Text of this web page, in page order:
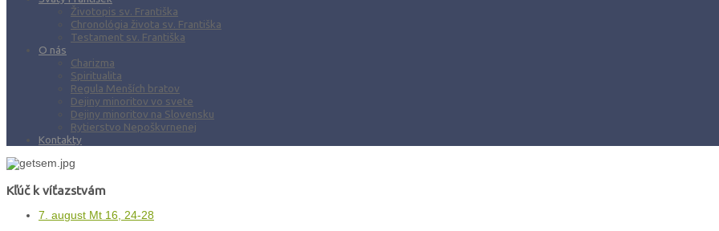
Životopis sv. Františka
Chronológia života sv. Františka
Testament sv. Františka
O nás
Charizma
Spiritualita
Regula Menších bratov
Dejiny minoritov vo svete
Dejiny minoritov na Slovensku
Rytierstvo Nepoškvrnenej
Kontakty
Kľúč k víťazstvám
7. august Mt 16, 24-28